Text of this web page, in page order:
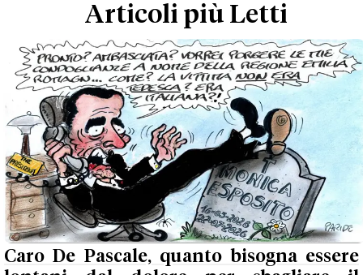
Articoli più Letti
Caro De Pascale, quanto bisogna essere